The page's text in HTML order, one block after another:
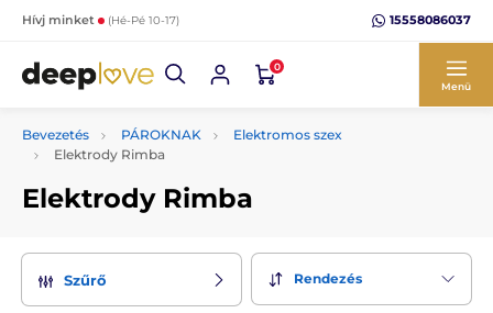
Hívj minket (Hé-Pé 10-17) 15558086037
0
Menü
Bevezetés PÁROKNAK
Elektromos szex
Elektrody Rimba
Elektrody Rimba
Szűrő Rendezés